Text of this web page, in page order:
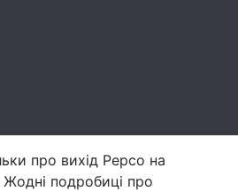
про вихід Pepco на
подробиці про